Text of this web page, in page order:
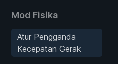
Mod Fisika
Atur Pengganda
Kecepatan Gerak